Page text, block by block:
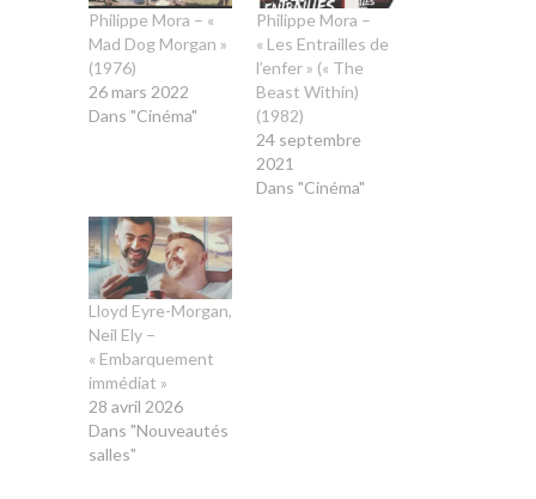
Philippe Mora – «
Mad Dog Morgan »
(1976)
26 mars 2022
Dans "Cinéma"
Philippe Mora –
« Les Entrailles de
l’enfer » (« The
Beast Within)
(1982)
24 septembre
2021
Dans "Cinéma"
Lloyd Eyre-Morgan,
Neil Ely –
« Embarquement
immédiat »
28 avril 2026
Dans "Nouveautés
salles"